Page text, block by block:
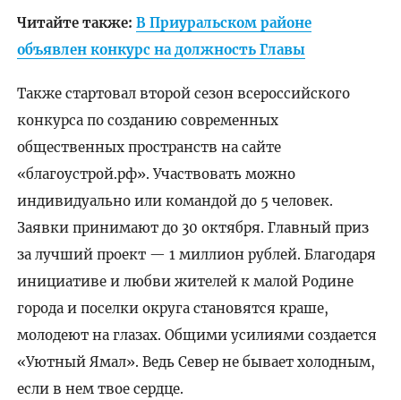
Читайте также: В Приуральском районе
объявлен конкурс на должность Главы
Также стартовал второй сезон всероссийского
конкурса по созданию современных
общественных пространств на сайте
«благоустрой.рф». Участвовать можно
индивидуально или командой до 5 человек.
Заявки принимают до 30 октября. Главный приз
за лучший проект — 1 миллион рублей. Благодаря
инициативе и любви жителей к малой Родине
города и поселки округа становятся краше,
молодеют на глазах. Общими усилиями создается
«Уютный Ямал». Ведь Север не бывает холодным,
если в нем твое сердце.